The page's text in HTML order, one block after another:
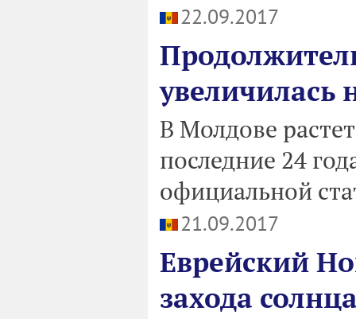
22.09.2017
увеличилась
В Молдове
последние 24
официальной
21.09.2017
Еврейский
захода